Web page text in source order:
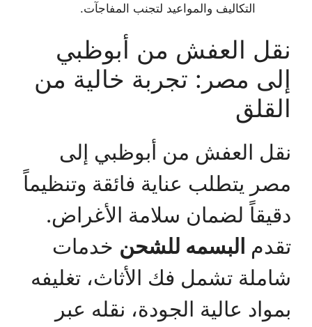
التكاليف والمواعيد لتجنب المفاجآت.
نقل العفش من أبوظبي
إلى مصر: تجربة خالية من
القلق
نقل العفش من أبوظبي إلى
مصر يتطلب عناية فائقة وتنظيماً
دقيقاً لضمان سلامة الأغراض.
تقدم البسمه للشحن خدمات
شاملة تشمل فك الأثاث، تغليفه
بمواد عالية الجودة، نقله عبر